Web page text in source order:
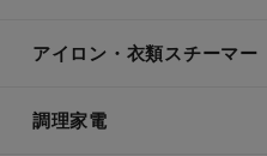
アイロン・衣類スチーマー
調理家電